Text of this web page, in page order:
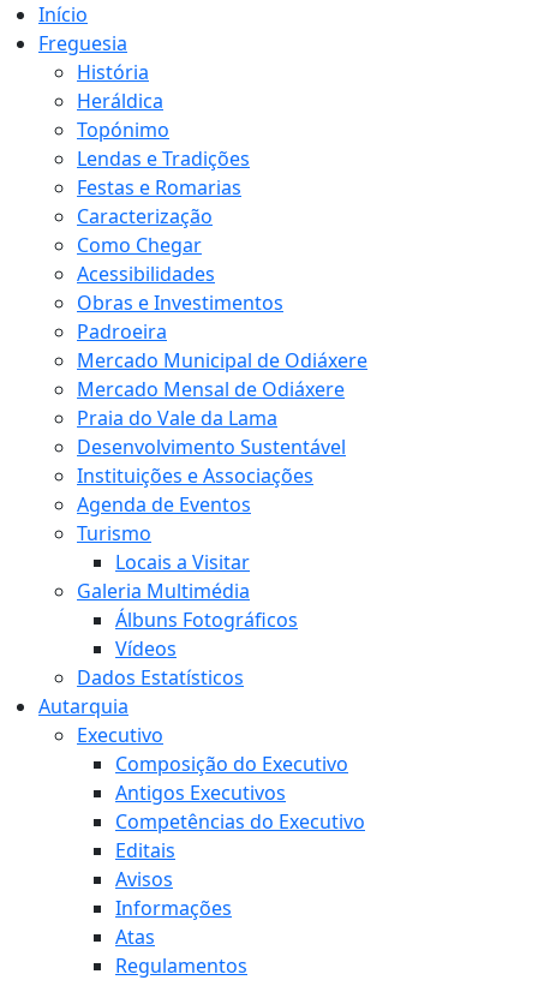
Início
Freguesia
História
Heráldica
Topónimo
Lendas e Tradições
Festas e Romarias
Caracterização
Como Chegar
Acessibilidades
Obras e Investimentos
Padroeira
Mercado Municipal de Odiáxere
Mercado Mensal de Odiáxere
Praia do Vale da Lama
Desenvolvimento Sustentável
Instituições e Associações
Agenda de Eventos
Turismo
Locais a Visitar
Galeria Multimédia
Álbuns Fotográficos
Vídeos
Dados Estatísticos
Autarquia
Executivo
Composição do Executivo
Antigos Executivos
Competências do Executivo
Editais
Avisos
Informações
Atas
Regulamentos